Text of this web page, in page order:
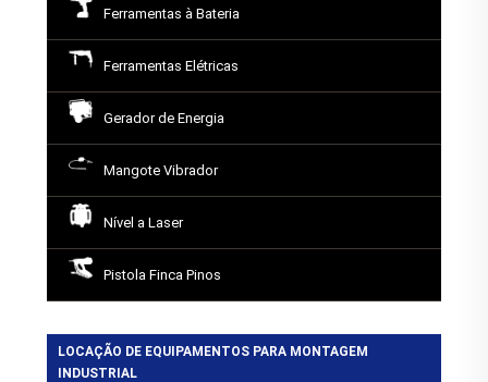
Ferramentas à Bateria
Ferramentas Elétricas
Gerador de Energia
Mangote Vibrador
Nível a Laser
Pistola Finca Pinos
LOCAÇÃO DE EQUIPAMENTOS PARA MONTAGEM
INDUSTRIAL